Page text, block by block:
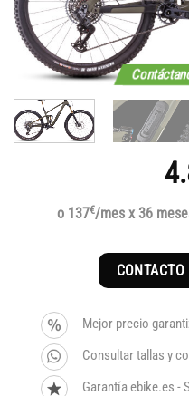
o 137€/mes x 36
Mejor precio
Consultar tallas y
Garantía ebike.es -